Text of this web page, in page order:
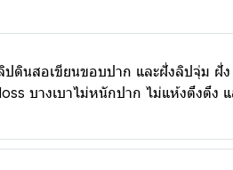
นสอเขียนขอบปาก และฝั่งลิปจุ่ม ฝั่ง
บางเบาไม่หนักปาก ไม่แห้งตึงตึ